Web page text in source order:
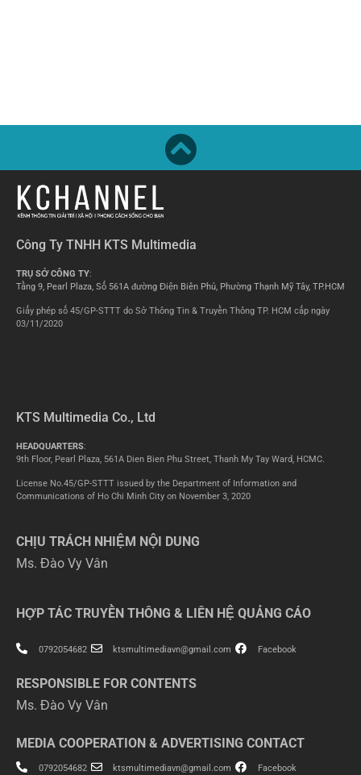
Công Ty TNHH KTS Multimedia
TRỤ SỞ CÔNG TY:
Tầng 9, Pearl Plaza, Số 561A đường Điện Biên Phủ, Phường Thạnh Mỹ Tây, TP.HCM
Giấy phép số 45/GP-STTT do Sở Thông Tin & Truyền Thông TP. HCM cấp ngày
03/11/2020
KTS Multimedia Co., Ltd
HEADQUARTERS:
9th Floor, Pearl Plaza, 561A Dien Bien Phu Street, Thanh My Tay Ward, HCMC.
License No.45/GP-STTT issued by the Department of Information and
Communications of Ho Chi Minh City on November 3, 2020
CHỊU TRÁCH NHIỆM NỘI DUNG
Ms. Đào Vy Vân
HỢP TÁC TRUYỀN THÔNG & LIÊN HỆ QUẢNG CÁO
0792054682 ktsmultimediavn@gmail.com Facebook
RESPONSIBLE FOR CONTENTS
Ms. Đào Vy Vân
MEDIA COOPERATION & ADVERTISING CONTACT
0792054682 ktsmultimediavn@gmail.com Facebook